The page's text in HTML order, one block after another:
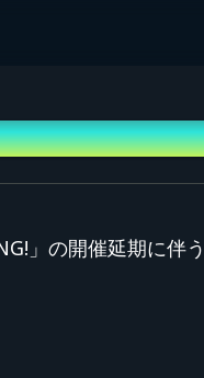
」の開催延期に伴